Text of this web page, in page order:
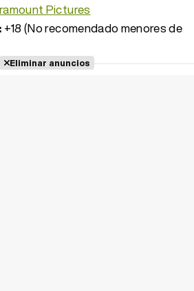
Pictures
+18 (No recomendado menores de
Eliminar anuncios